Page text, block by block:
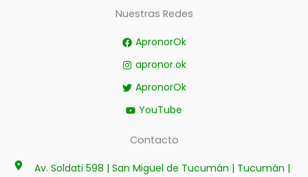
Nuestras Redes
ApronorOk
apronor.ok
ApronorOk
YouTube
Contacto
Av. Soldati 598 | San Miguel de Tucumán | Tucumán |